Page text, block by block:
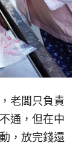
老闆只負責
通，但在中
，放完錢還